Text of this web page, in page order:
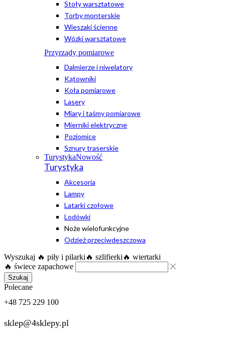
Stoły warsztatowe
Torby monterskie
Wieszaki ścienne
Wózki warsztatowe
Przyrządy pomiarowe
Dalmierze i niwelatory
Kątowniki
Koła pomiarowe
Lasery
Miary i taśmy pomiarowe
Mierniki elektryczne
Poziomice
Sznury traserskie
TurystykaNowość
Turystyka
Akcesoria
Lampy
Latarki czołowe
Lodówki
Noże wielofunkcyjne
Odzież przeciwdeszczowa
Wyszukaj 🔥 piły i pilarki 🔥 szlifierki 🔥 wiertarki
🔥 świece zapachowe
Szukaj
Polecane
+48 725 229 100
sklep@4sklepy.pl